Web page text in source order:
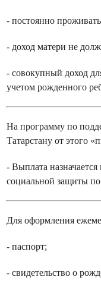
- постоянно
- доход матери не
- совокупный доход
учетом рожденного
На программу по
Татарстану от этого
- Выплата
социальной защиты по
Для оформления
- паспорт;
- свидетельство о